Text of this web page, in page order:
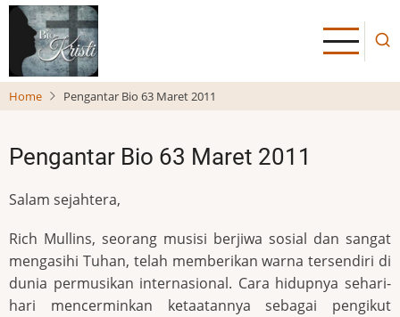
Skip
main
content
Home Pengantar Bio 63 Maret 2011
Pengantar Bio 63 Maret 2011
Salam sejahtera,
Rich Mullins, seorang musisi berjiwa sosial dan sangat
mengasihi Tuhan, telah memberikan warna tersendiri di
dunia permusikan internasional. Cara hidupnya sehari-
hari mencerminkan ketaatannya sebagai pengikut